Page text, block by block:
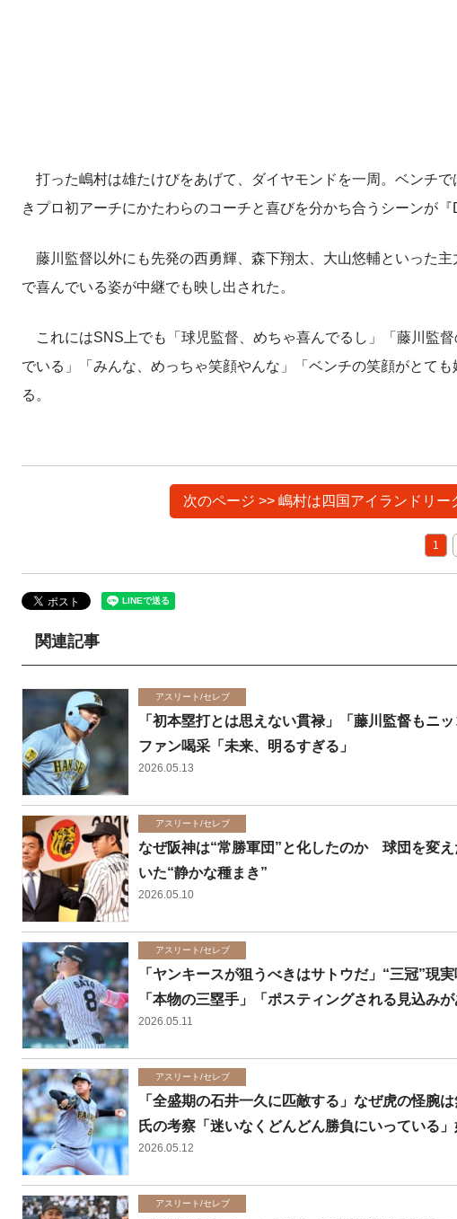
打った嶋村は雄たけびをあげて、ダイヤモンドを一周。ベンチ
きプロ初アーチにかたわらのコーチと喜びを分かち合うシーンが
藤川監督以外にも先発の西勇輝、森下翔太、大山悠輔といった
で喜んでいる姿が中継でも映し出された。
これにはSNS上でも「球児監督、めちゃ喜んでるし」「藤川監
でいる」「みんな、めっちゃ笑顔やんな」「ベンチの笑顔がとて
る。
次のページ >> 嶋村は四国アイランドリー
1
関連記事
アスリート/セレブ
「初本塁打とは思えない貫禄」「藤川監督もニ
ファン喝采「未来、明るすぎる」
2026.05.13
アスリート/セレブ
なぜ阪神は“常勝軍団”と化したのか 球団を変
いた“静かな種まき”
2026.05.10
アスリート/セレブ
「ヤンキースが狙うべきはサトウだ」“三冠”
「本物の三塁手」「ポスティングされる見込みが
2026.05.11
アスリート/セレブ
「全盛期の石井一久に匹敵する」なぜ虎の怪
氏の考察「迷いなくどんどん勝負にいっている
2026.05.12
アスリート/セレブ